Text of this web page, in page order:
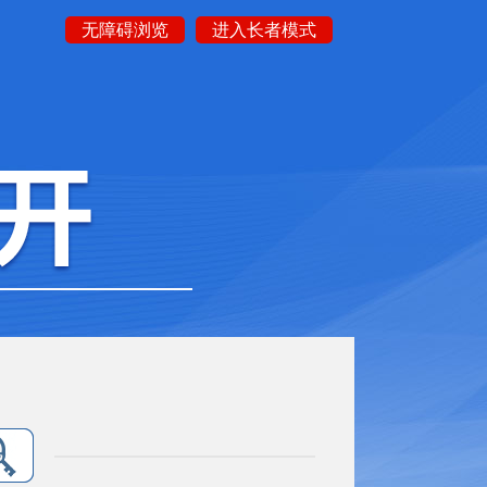
无障碍浏览 进入长者模式